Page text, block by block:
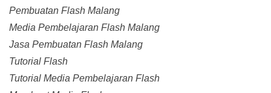
Pembuatan Flash Malang
Media Pembelajaran Flash Malang
Jasa Pembuatan Flash Malang
Tutorial Flash
Tutorial Media Pembelajaran Flash